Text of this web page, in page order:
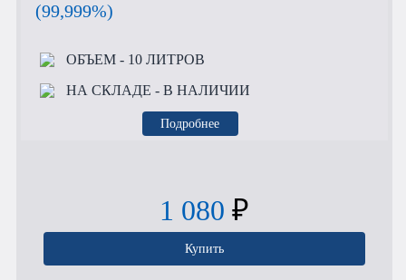
(99,999%)
ОБЪЕМ- 10 ЛИТРОВ
НА СКЛАДЕ - В НАЛИЧИИ
Подробнее
1 080 ₽
Купить